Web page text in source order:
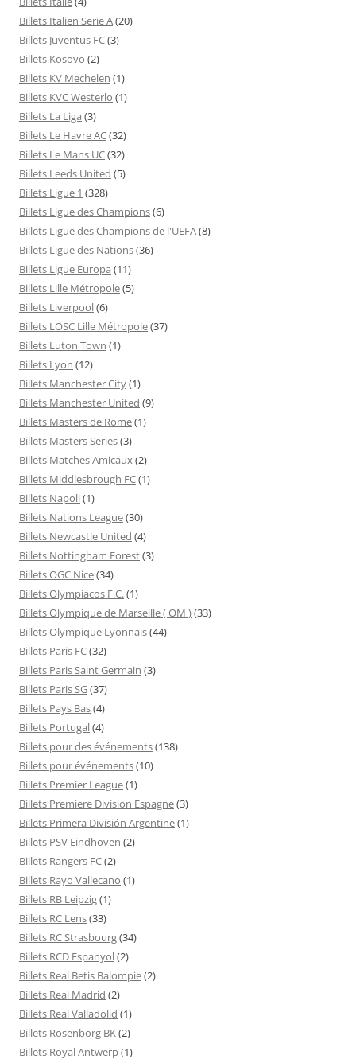
Billets Italien Serie A(20)
Billets Juventus FC(3)
Billets Kosovo (2)
Billets KV Mechelen (1)
Billets KVC Westerlo (1)
Billets La Liga (3)
Billets Le Havre AC(32)
Billets Le Mans UC(32)
Billets Leeds United (5)
Billets Ligue 1 (328)
Billets Ligue des Champions(6)
Billets Ligue des Champions de l'UEFA(8)
Billets Ligue des Nations(36)
Billets Ligue Europa (11)
Billets Lille Métropole(5)
Billets Liverpool(6)
Billets LOSC Lille Métropole(37)
Billets Luton Town (1)
Billets Lyon (12)
Billets Manchester City(1)
Billets Manchester United (9)
Billets Masters de Rome(1)
Billets Masters Series(3)
Billets Matches Amicaux(2)
Billets Middlesbrough FC(1)
Billets Napoli(1)
Billets Nations League(30)
Billets Newcastle United (4)
Billets Nottingham Forest(3)
Billets OGC Nice(34)
Billets Olympiacos F.C.(1)
Billets Olympique de Marseille ( OM )(33)
Billets Olympique Lyonnais(44)
Billets Paris FC(32)
Billets Paris Saint Germain (3)
Billets Paris SG(37)
Billets Pays Bas(4)
Billets Portugal(4)
Billets pour des événements(138)
Billets pour événements(10)
Billets Premier League(1)
Billets Premiere Division Espagne(3)
Billets Primera División Argentine(1)
Billets PSV Eindhoven (2)
Billets Rangers FC(2)
Billets Rayo Vallecano (1)
Billets RB Leipzig(1)
Billets RC Lens(33)
Billets RC Strasbourg(34)
Billets RCD Espanyol(2)
Billets Real Betis Balompie(2)
Billets Real Madrid (2)
Billets Real Valladolid (1)
Billets Rosenborg BK(2)
Billets Royal Antwerp(1)